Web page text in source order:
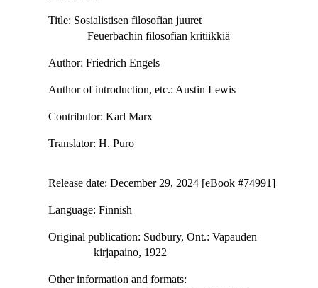
Title: Sosialistisen filosofian juuret
Feuerbachin filosofian kritiikkiä
Author: Friedrich Engels
Author of introduction, etc.: Austin Lewis
Contributor: Karl Marx
Translator: H. Puro
Release date: December 29, 2024 [eBook #74991]
Language: Finnish
Original publication: Sudbury, Ont.: Vapauden
kirjapaino, 1922
Other information and formats: